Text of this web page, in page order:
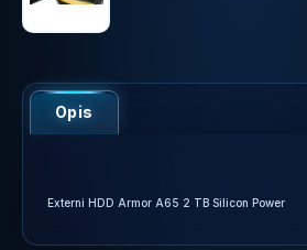
Opis
Externi HDD Armor A65 2 TB Silicon Power